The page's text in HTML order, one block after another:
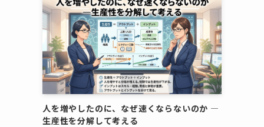
人を増やしたのに、なぜ速くならないのか ―
生産性を分解して考える